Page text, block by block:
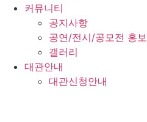
커뮤니티
공지사항
공연/전시/공모전 홍보
갤러리
대관안내
대관신청안내